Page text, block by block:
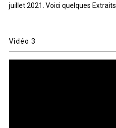
juillet 2021. Voici quelques Extraits.
Vidéo 3